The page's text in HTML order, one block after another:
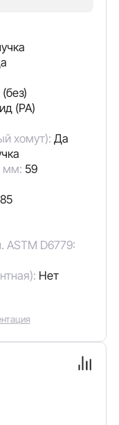
(PA)
хомут): Да
мм: 59
ASTM D6779:
Нет